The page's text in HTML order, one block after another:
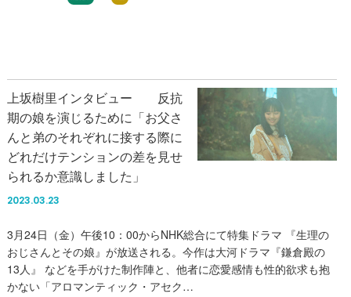
上坂樹里インタビュー 反抗
期の娘を演じるために「お父さ
んと弟のそれぞれに接する際に
どれだけテンションの差を見せ
られるか意識しました」
2023.03.23
3月24日（金）午後10：00からNHK総合にて特集ドラマ 『生理の
おじさんとその娘』が放送される。今作は大河ドラマ『鎌倉殿の
13人』 などを手がけた制作陣と、他者に恋愛感情も性的欲求も抱
かない「アロマンティック・アセク…